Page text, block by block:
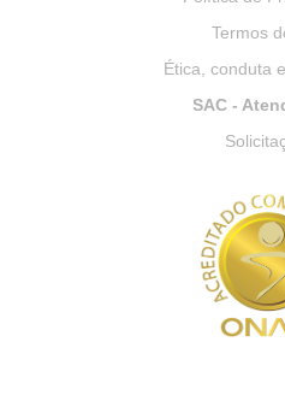
Termos
Ética, conduta
SAC -